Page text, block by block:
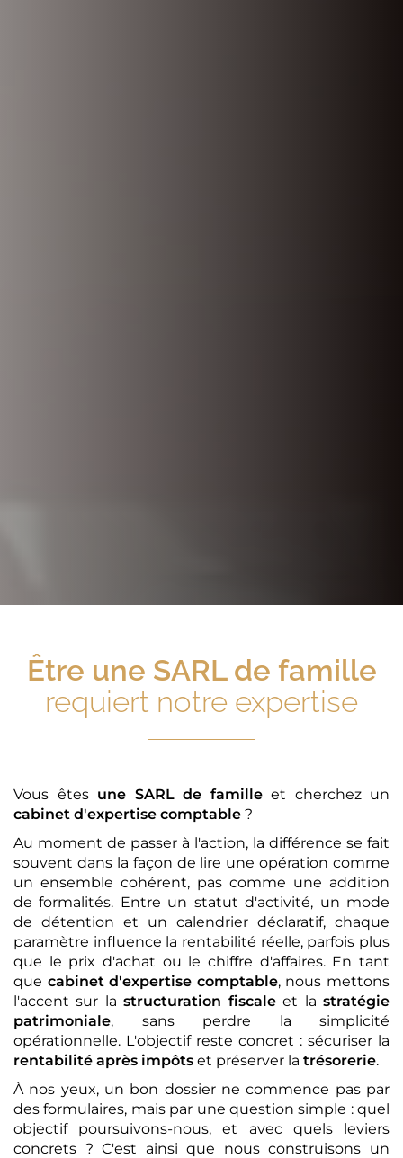
Être une SARL de famille
requiert notre expertise
Vous êtes une SARL de familleet cherchez un
cabinet d'expertise comptable ?
Au moment de passer à l'action, la différence se fait
souvent dans la façon de lire une opération comme
un ensemble cohérent, pas comme une addition
de formalités. Entre un statut d'activité, un mode
de détention et un calendrier déclaratif, chaque
paramètre influence la rentabilité réelle, parfois plus
que le prix d'achat ou le chiffre d'affaires. En tant
que cabinet d'expertise comptable, nous mettons
l'accent sur lastructuration fiscaleet lastratégie
patrimoniale, sans perdre la simplicité
opérationnelle. L'objectif reste concret : sécuriser la
rentabilité après impôts et préserver la trésorerie.
À nos yeux, un bon dossier ne commence pas par
des formulaires, mais par une question simple : quel
objectif poursuivons-nous, et avec quels leviers
concrets ? C'est ainsi que nous construisons un